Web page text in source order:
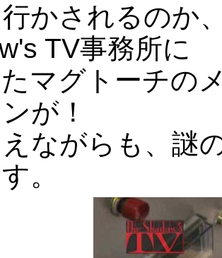
かされるのか
TV事務所に
マグトーチの
が！
ながらも、謎
。